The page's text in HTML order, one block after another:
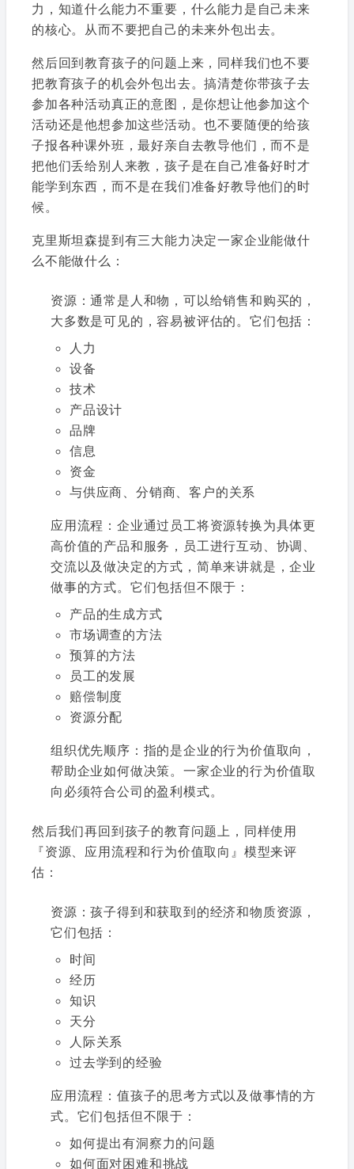
力，知道什么能力不重要，什么能力是自己未来
的核心。从而不要把自己的未来外包出去。
然后回到教育孩子的问题上来，同样我们也不要
把教育孩子的机会外包出去。搞清楚你带孩子去
参加各种活动真正的意图，是你想让他参加这个
活动还是他想参加这些活动。也不要随便的给孩
子报各种课外班，最好亲自去教导他们，而不是
把他们丢给别人来教，孩子是在自己准备好时才
能学到东西，而不是在我们准备好教导他们的时
候。
克里斯坦森提到有三大能力决定一家企业能做什
么不能做什么：
资源：通常是人和物，可以给销售和购买的，
大多数是可见的，容易被评估的。它们包括：
人力
设备
技术
产品设计
品牌
信息
资金
与供应商、分销商、客户的关系
应用流程：企业通过员工将资源转换为具体更
高价值的产品和服务，员工进行互动、协调、
交流以及做决定的方式，简单来讲就是，企业
做事的方式。它们包括但不限于：
产品的生成方式
市场调查的方法
预算的方法
员工的发展
赔偿制度
资源分配
组织优先顺序：指的是企业的行为价值取向，
帮助企业如何做决策。一家企业的行为价值取
向必须符合公司的盈利模式。
然后我们再回到孩子的教育问题上，同样使用
『资源、应用流程和行为价值取向』模型来评
估：
资源：孩子得到和获取到的经济和物质资源，
它们包括：
时间
经历
知识
天分
人际关系
过去学到的经验
应用流程：值孩子的思考方式以及做事情的方
式。它们包括但不限于：
如何提出有洞察力的问题
如何面对困难和挑战